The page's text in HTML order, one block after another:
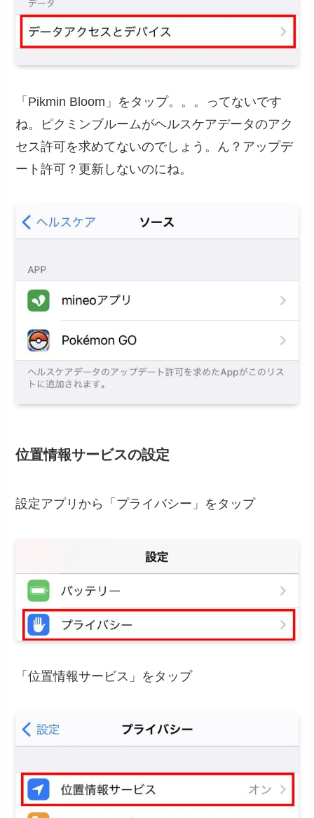
「Pikmin Bloom」をタップ。。。ってないです
ね。ピクミンブルームがヘルスケアデータのアク
セス許可を求めてないのでしょう。ん？アップデ
ート許可？更新しないのにね。
位置情報サービスの設定
設定アプリから「プライバシー」をタップ
「位置情報サービス」をタップ